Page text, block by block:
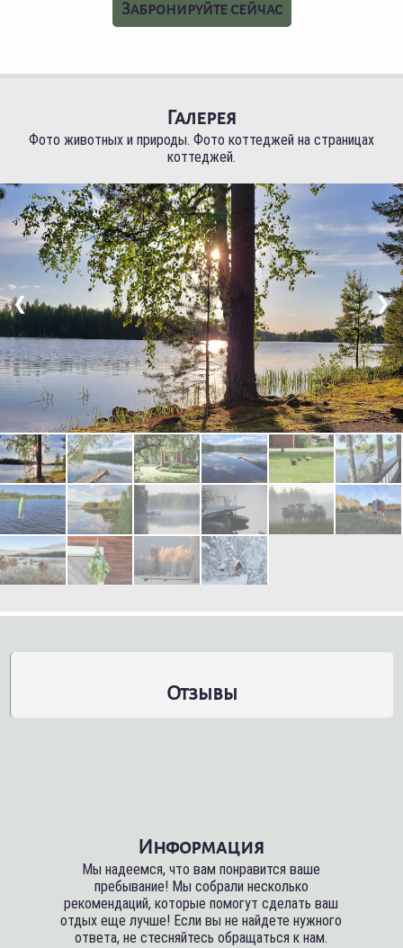
Забронируйте сейчас
Галерея
Фото животных и природы. Фото коттеджей на страницах
коттеджей.
❮ ❯
Отзывы
Информация
Мы надеемся, что вам понравится ваше
пребывание! Мы собрали несколько
рекомендаций, которые помогут сделать ваш
отдых еще лучше! Если вы не найдете нужного
ответа, не стесняйтесь обращаться к нам.